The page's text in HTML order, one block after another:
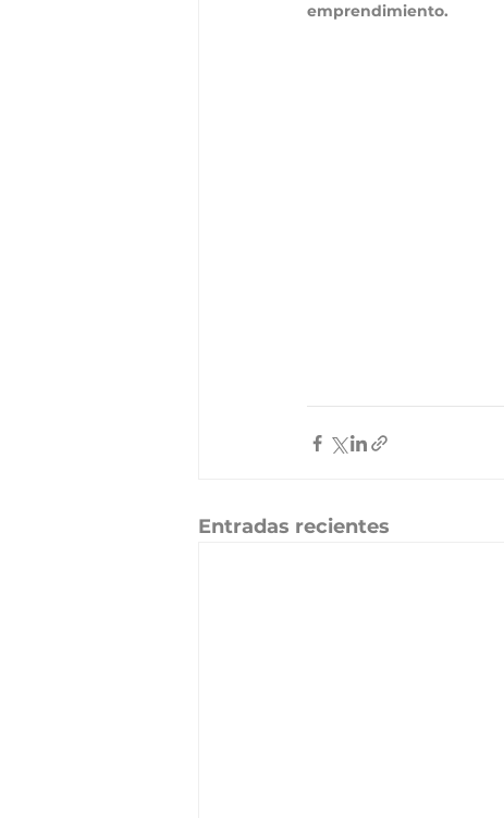
emprendimiento.
Entradas recientes